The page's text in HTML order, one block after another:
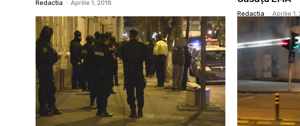
Redactia - Aprilie 1, 2018
Redactia - Aprilie 1,